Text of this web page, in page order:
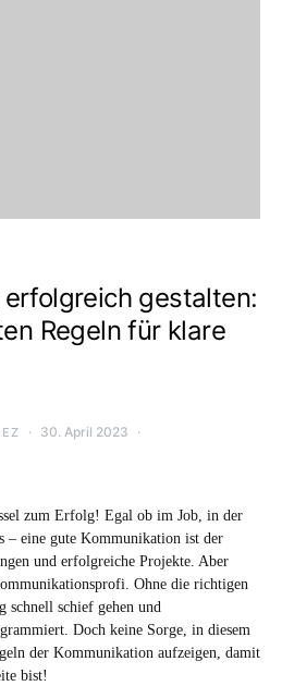
gestalten:
Regeln für klare
30. April 2023
zum Erfolg! Egal ob im Job, in der
– eine gute Kommunikation ist der
und erfolgreiche Projekte. Aber
Ohne die richtigen
schnell schief gehen und
Doch keine Sorge, in diesem
der Kommunikation aufzeigen, damit
bist!